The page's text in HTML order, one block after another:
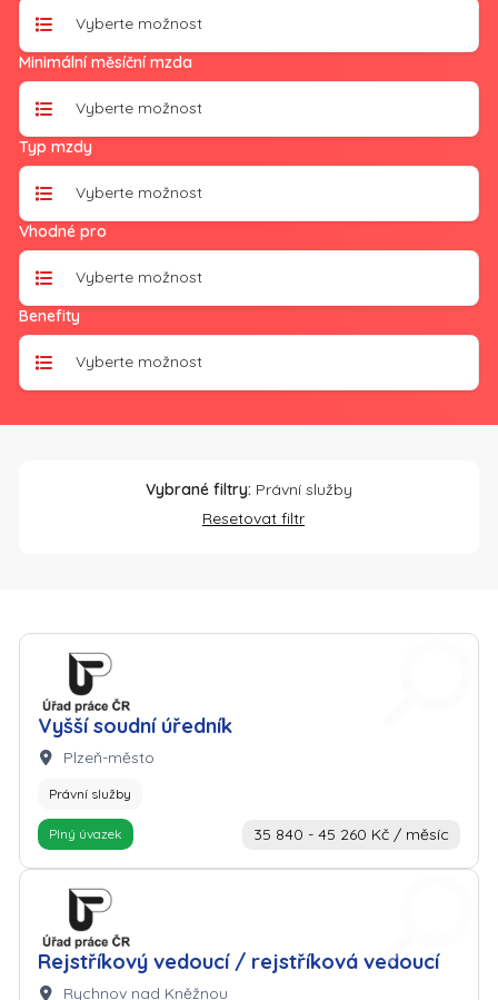
Vyberte možnost
Minimální měsíční mzda
Vyberte možnost
Typ mzdy
Vyberte možnost
Vhodné pro
Vyberte možnost
Benefity
Vyberte možnost
Vybrané filtry: Právní služby
Resetovat filtr
Vyšší soudní úředník
Zaměstnavatel: Úřad práce
Lokalita:
Plzeň-město
Právní služby
Plný úvazek 35 840 - 45 260 Kč / měsíc
Rejstříkový vedoucí / rejstříková vedoucí
Zaměstnavatel: Úřad práce
Lokalita:
Rychnov nad Kněžnou